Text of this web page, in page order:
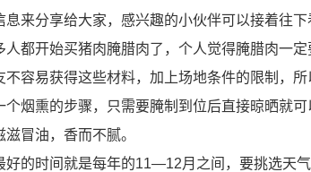
息来分享给大家，感兴趣的小伙伴可以接着往下
人都开始买猪肉腌腊肉了，个人觉得腌腊肉一
不容易获得这些材料，加上场地条件的限制，
个烟熏的步骤，只需要腌制到位后直接晾晒就
冒油，香而不腻。
好的时间就是每年的11—12月之间，要挑选天